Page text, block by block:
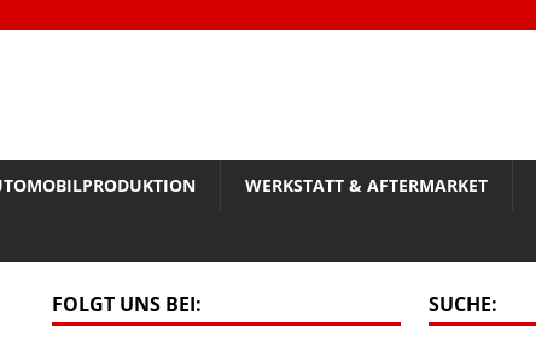
WERKSTATT & AFTERMARKET
FOLGT UNS BEI: SUCHE: